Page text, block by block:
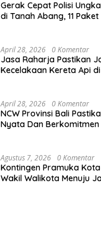
Gerak Cepat Polisi
di Tanah Abang, 11
April 28, 2026 0 Komentar
Jasa Raharja Pastikan
Kecelakaan Kereta Api
April 28, 2026 0 Komentar
NCW Provinsi Bali
Nyata Dan Berkomitmen
Agustus 7, 2026 0 Komentar
Kontingen Pramuka
Wakil Walikota Menuju